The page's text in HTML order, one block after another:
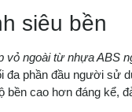
siêu bền
vỏ ngoài từ nhựa ABS
đa phần đầu người sử
cao hơn đáng kể,